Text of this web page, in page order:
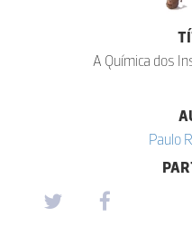
A Química dos
Paulo